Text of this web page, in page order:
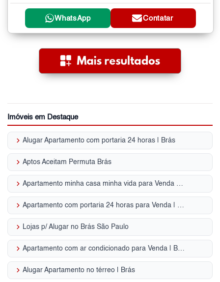
WhatsApp Contatar
Imóveis em Destaque
keyboard_arrow_right Alugar Apartamento com portaria 24 horas | Brás
keyboard_arrow_right Aptos Aceitam Permuta Brás
keyboard_arrow_right Apartamento minha casa minha vida para Venda | Brás
keyboard_arrow_right Apartamento com portaria 24 horas para Venda | Brás
keyboard_arrow_right Lojas p/ Alugar no Brás São Paulo
keyboard_arrow_right Apartamento com ar condicionado para Venda | Brás
keyboard_arrow_right Alugar Apartamento no térreo | Brás